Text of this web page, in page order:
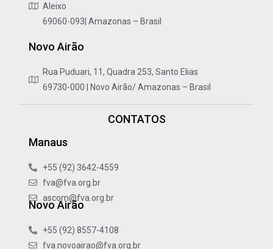
Aleixo
69060-093| Amazonas – Brasil
Novo Airão
Rua Puduari, 11, Quadra 253, Santo Elias
69730-000 | Novo Airão/ Amazonas – Brasil
CONTATOS
Manaus
+55 (92) 3642-4559
fva@fva.org.br
ascom@fva.org.br
Novo Airão
+55 (92) 8557-4108
fva.novoairao@fva.org.br